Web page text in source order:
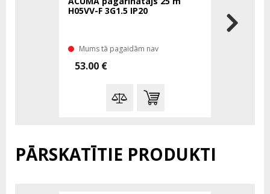
H05VV-F 3G1.5 IP20
Mums tā pagaidām nav
53.00 €
PĀRSKATĪTIE PRODUKTI